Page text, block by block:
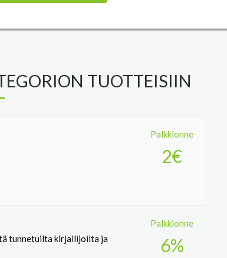
TUOTTEISIIN
Palkkionne
2€
tunnetuilta kirjailijoilta ja
Palkkionne
6%